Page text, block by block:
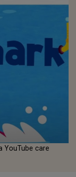
YouTube care